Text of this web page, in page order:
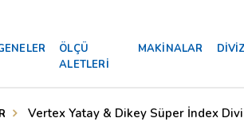
ÖLÇÜ
ALETLERİ
MAKİNALAR
Vertex Yatay & Dikey Süper İndex